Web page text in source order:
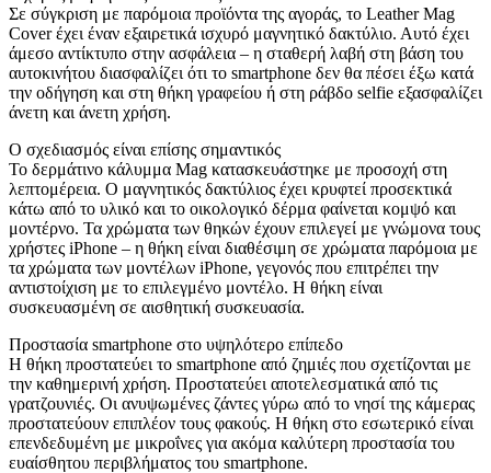
Σε σύγκριση με παρόμοια προϊόντα της αγοράς, το Leather Mag
Cover έχει έναν εξαιρετικά ισχυρό μαγνητικό δακτύλιο. Αυτό έχει
άμεσο αντίκτυπο στην ασφάλεια – η σταθερή λαβή στη βάση του
αυτοκινήτου διασφαλίζει ότι το smartphone δεν θα πέσει έξω κατά
την οδήγηση και στη θήκη γραφείου ή στη ράβδο selfie εξασφαλίζει
άνετη και άνετη χρήση.
Ο σχεδιασμός είναι επίσης σημαντικός
Το δερμάτινο κάλυμμα Mag κατασκευάστηκε με προσοχή στη
λεπτομέρεια. Ο μαγνητικός δακτύλιος έχει κρυφτεί προσεκτικά
κάτω από το υλικό και το οικολογικό δέρμα φαίνεται κομψό και
μοντέρνο. Τα χρώματα των θηκών έχουν επιλεγεί με γνώμονα τους
χρήστες iPhone – η θήκη είναι διαθέσιμη σε χρώματα παρόμοια με
τα χρώματα των μοντέλων iPhone, γεγονός που επιτρέπει την
αντιστοίχιση με το επιλεγμένο μοντέλο. Η θήκη είναι
συσκευασμένη σε αισθητική συσκευασία.
Προστασία smartphone στο υψηλότερο επίπεδο
Η θήκη προστατεύει το smartphone από ζημιές που σχετίζονται με
την καθημερινή χρήση. Προστατεύει αποτελεσματικά από τις
γρατζουνιές. Οι ανυψωμένες ζάντες γύρω από το νησί της κάμερας
προστατεύουν επιπλέον τους φακούς. Η θήκη στο εσωτερικό είναι
επενδεδυμένη με μικροΐνες για ακόμα καλύτερη προστασία του
ευαίσθητου περιβλήματος του smartphone.